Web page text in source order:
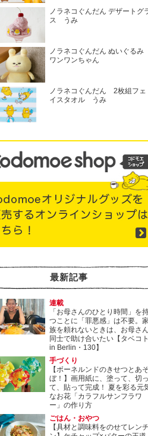
ノラネコぐんだん デザートグ
ス うみ
ノラネコぐんだん ぬいぐるみ
ワンワンちゃん
ノラネコぐんだん 2枚組フェ
イスタオル うみ
最新記事
連載
「お母さんのひとり時間」を
つことに「罪悪感」は不要。家
族を頼れないときは、お母さん
同士で助け合いたい【タベコト
in Berlin・130】
手づくり
【ボーネルンドのきせつとあそ
ぼ！】画用紙に、塗って、切っ
て、貼って完成！ 夏を彩る元
なお花「カラフルサンフラワ
ー」の作り方
ごはん・おやつ
【具材と調味料をのせてレンチ